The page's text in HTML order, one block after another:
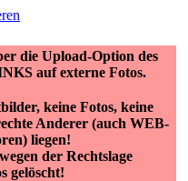
die Upload-Option des
auf externe Fotos.
keine Fotos, keine
Anderer (auch WEB-
liegen!
der Rechtslage
gelöscht!